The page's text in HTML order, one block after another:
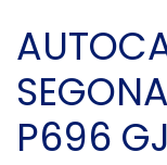
P696 GJ